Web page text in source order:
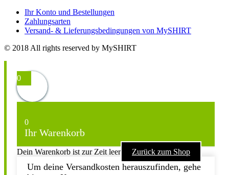
Ihr Konto und Bestellungen
Zahlungsarten
Versand- & Lieferungsbedingungen von MySHIRT
© 2018 All rights reserved by MySHIRT
0
0
Ihr Warenkorb
Dein Warenkorb ist zur Zeit leer Zurück zum Shop
Um deine Versandkosten herauszufinden, gehe